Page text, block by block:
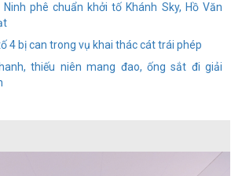
Ninh phê chuẩn khởi tố Khánh Sky, Hồ Văn
4 bị can trong vụ khai thác cát trái phép
thiếu niên mang đao, ống sắt đi giải